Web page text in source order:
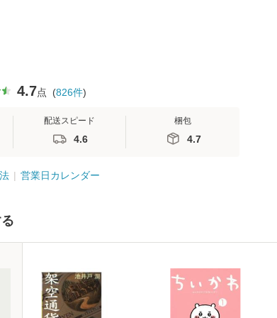
4.7点 (826件)
配送スピード
4.6
梱包
4.7
営業日カレンダー